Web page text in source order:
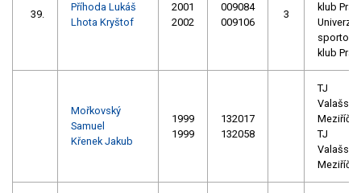
39.
Příhoda Lukáš
Lhota Kryštof
2001
2002
009084
009106
3
klub
sportovní
klub
Mořkovský
Samuel
Křenek Jakub
1999
1999
132017
132058
TJ
Valašské
Meziříčí
TJ
Valašské
Meziříčí